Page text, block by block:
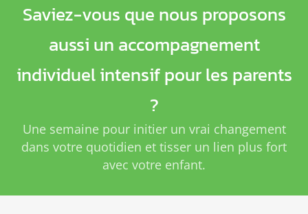
Saviez-vous que nous proposons
aussi un accompagnement
individuel intensif pour les parents
?
Une semaine pour initier un vrai changement
dans votre quotidien et tisser un lien plus fort
avec votre enfant.